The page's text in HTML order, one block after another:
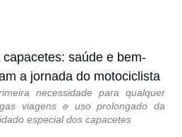
saúde e bem-
a jornada do motociclista
necessidade para qualquer
viagens e uso prolongado da
especial dos capacetes